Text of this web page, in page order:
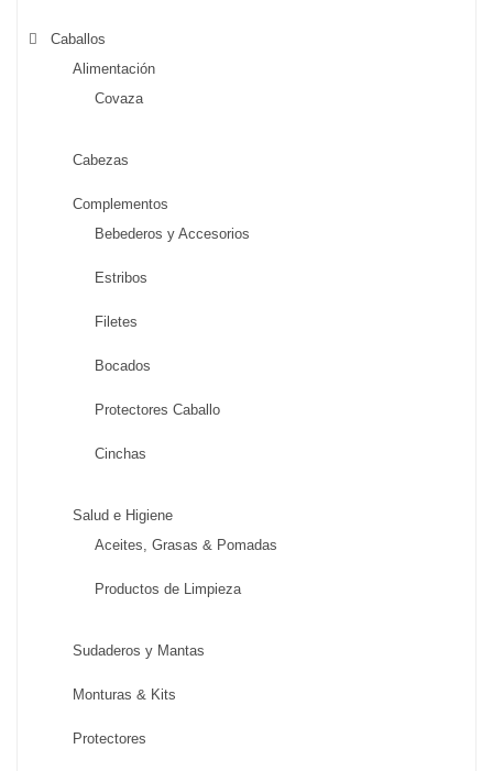
Caballos
Alimentación
Covaza
Cabezas
Complementos
Bebederos y Accesorios
Estribos
Filetes
Bocados
Protectores Caballo
Cinchas
Salud e Higiene
Aceites, Grasas & Pomadas
Productos de Limpieza
Sudaderos y Mantas
Monturas & Kits
Protectores